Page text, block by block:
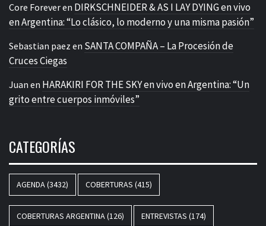
Core Foreveren DIRKSCHNEIDER & AS I LAY DYING en vivo
en Argentina: “Lo clásico, lo moderno y una misma pasión”
Sebastian paez en SANTA COMPAÑA – La Procesión de
Cruces Ciegas
Juan en HARAKIRI FOR THE SKY en vivo en Argentina: “Un
grito entre cuerpos inmóviles”
CATEGORÍAS
AGENDA(3432) COBERTURAS (415)
COBERTURAS ARGENTINA(126) ENTREVISTAS (174)